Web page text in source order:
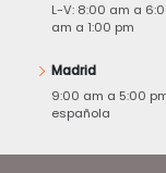
L-V: 8:00 am a
am a 1:00 pm
Madrid
9:00 am a 5:00
española